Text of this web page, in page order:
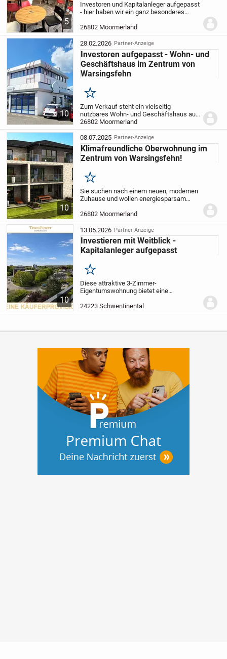
5
Investoren und Kapitalanleger aufgepasst
- hier haben wir ein ganz besonderes
Zukunft vorsorgen möchte.
Geschäftsräume werden derzeit als
Besprechungs- bzw....
26802 Moormerland
10
28.02.2026 Partner-Anzeige
Investoren aufgepasst - Wohn- und
Geschäftshaus im Zentrum von
Warsingsfehn
Merken
Zum Verkauf steht ein vielseitig
nutzbares Wohn- und Geschäftshaus aus
dem Jahr 1975, welches sich in gefragter
Zentrumslage von Warsingsfehn befindet.
Die Lage verbindet eine hervorragende
Erreichbar...
26802 Moormerland
10
08.07.2025 Partner-Anzeige
Klimafreundliche Oberwohnung im
Zentrum von Warsingsfehn!
Merken
Sie suchen nach einem neuen, modernen
Zuhause und wollen energiesparsam
das richtige für Sie! Das
Mehrfamilienhaus wird als
klimafreundlicher Neubau nach...
26802 Moormerland
10
13.05.2026 Partner-Anzeige
Investieren mit Weitblick -
Kapitalanleger aufgepasst
Merken
Diese attraktive 3-Zimmer-
Eigentumswohnung bietet eine
Kapitalanleger, die Wert auf eine solide
und langfristige Investition legen. Die
24223 Schwentinental